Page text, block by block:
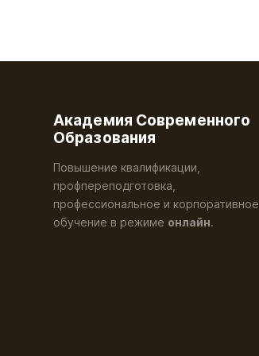
Академия Современного
Образования
Повышение квалификации,
профпереподготовка,
профессиональное и корпоративное
обучение в режиме онлайн.